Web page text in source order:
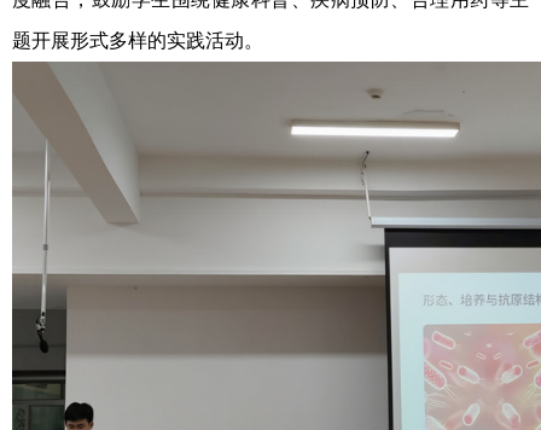
题开展形式多样的实践活动。